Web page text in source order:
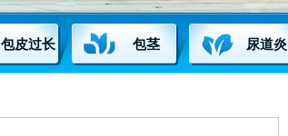
包皮过长 包茎 尿道炎